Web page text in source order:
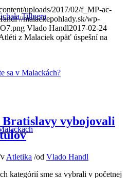
Tillnera
sa v Malackách?
uploads/2017/02/f_MP-ac-
//malackepohlady.sk/wp-
Vlado Handl2017-02-24
z Malaciek opäť úspešní na
vybojovali
v Atletika /od Vlado Handl
kategórií sme sa vybrali v početnej